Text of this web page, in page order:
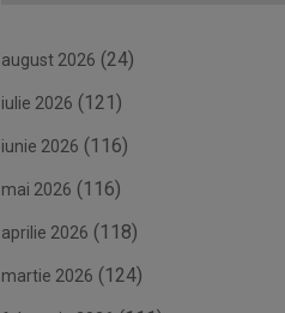
august 2026 (24)
iulie 2026 (121)
iunie 2026 (116)
mai 2026 (116)
aprilie 2026 (118)
martie 2026 (124)